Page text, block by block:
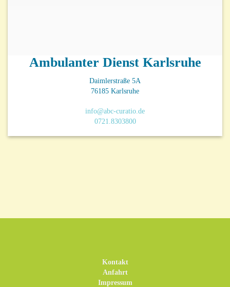
Ambulanter Dienst Karlsruhe
Daimlerstraße 5A
76185 Karlsruhe
info@abc-curatio.de
0721.8303800
Kontakt
Anfahrt
Impressum